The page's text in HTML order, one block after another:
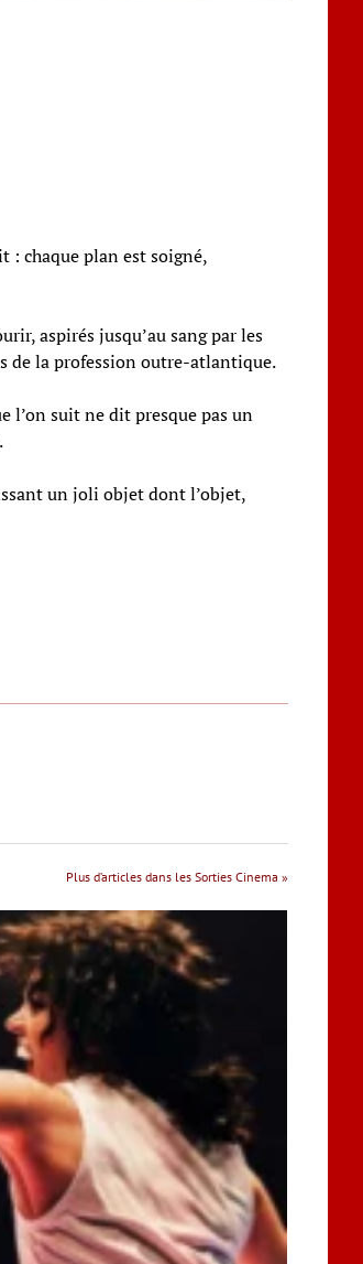
: chaque plan est soigné,
aspirés jusqu’au sang par les
de la profession outre-atlantique.
l’on suit ne dit presque pas un
un joli objet dont l’objet,
Plus d’articles dans les Sorties Cinema »